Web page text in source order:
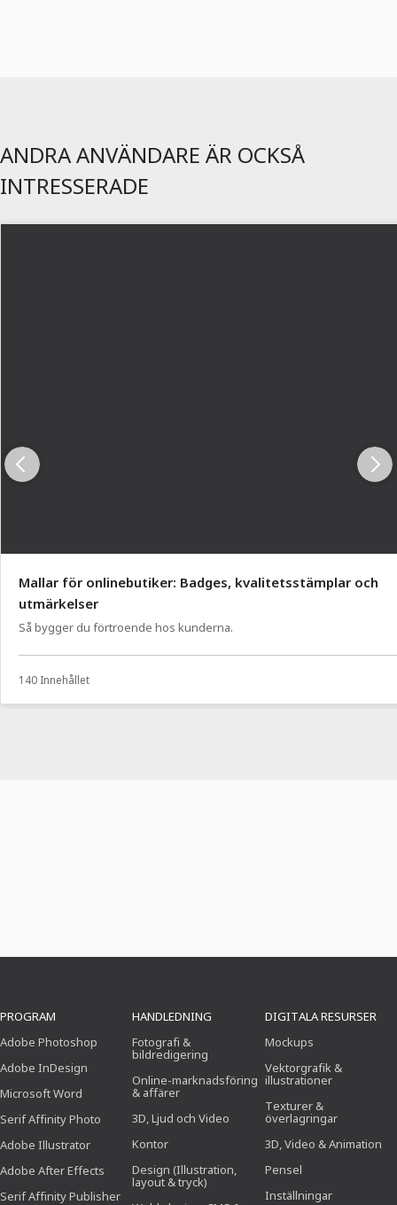
ANDRA ANVÄNDARE ÄR OCKSÅ
INTRESSERADE
Mallar för onlinebutiker: Badges, kvalitetsstämplar och
utmärkelser
Så bygger du förtroende hos kunderna.
140 Innehållet
PROGRAM
Adobe Photoshop
Adobe InDesign
Microsoft Word
Serif Affinity Photo
Adobe Illustrator
Adobe After Effects
Serif Affinity Publisher
HANDLEDNING
Fotografi &
bildredigering
Online-marknadsföring
& affärer
3D, Ljud och Video
Kontor
Design (Illustration,
layout & tryck)
DIGITALA RESURSER
Mockups
Vektorgrafik &
illustrationer
Texturer &
överlagringar
3D, Video & Animation
Pensel
Inställningar